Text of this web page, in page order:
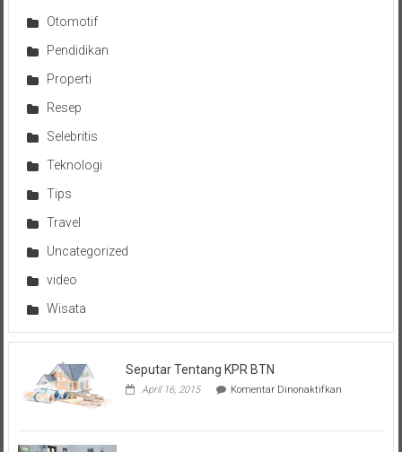
Otomotif
Pendidikan
Properti
Resep
Selebritis
Teknologi
Tips
Travel
Uncategorized
video
Wisata
Seputar Tentang KPR BTN
April 16, 2015 Komentar Dinonaktifkanpada
KPR